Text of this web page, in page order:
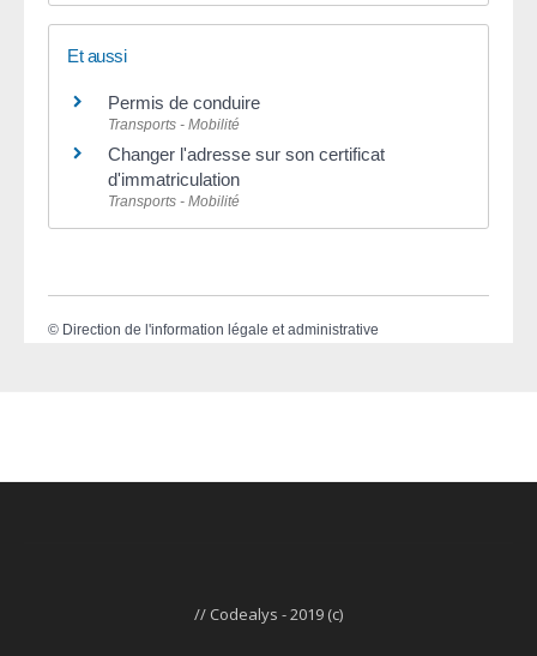
Et aussi
Permis de conduire
Transports - Mobilité
Changer l'adresse sur son certificat
d'immatriculation
Transports - Mobilité
© Direction de l'information légale et administrative
// Codealys - 2019 (c)